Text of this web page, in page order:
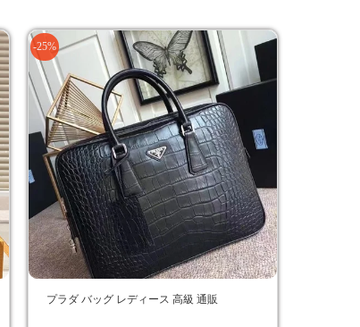
-25%
プラダ バッグ レディース 高級 通販